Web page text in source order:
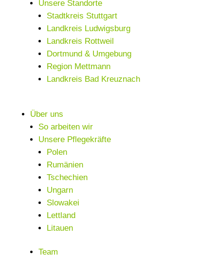
Unsere Standorte
Stadtkreis Stuttgart
Landkreis Ludwigsburg
Landkreis Rottweil
Dortmund & Umgebung
Region Mettmann
Landkreis Bad Kreuznach
Über uns
So arbeiten wir
Unsere Pflegekräfte
Polen
Rumänien
Tschechien
Ungarn
Slowakei
Lettland
Litauen
Team